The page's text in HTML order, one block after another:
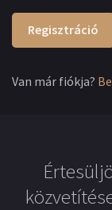
Regisztráció
Van már fiókja?